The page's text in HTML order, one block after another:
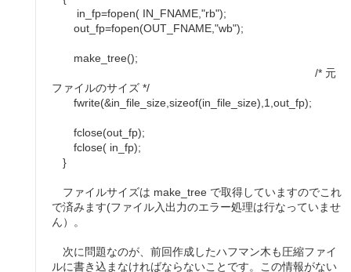
in_fp=fopen( IN_FNAME,"rb");
out_fp=fopen(OUT_FNAME,"wb");
make_tree();
/* 元
ファイルのサイズ */
fwrite(&in_file_size,sizeof(in_file_size),1,out_fp);
fclose(out_fp);
fclose( in_fp);
}
ファイルサイズは make_tree で取得していますのでこれ
で済みます(ファイル入出力のエラー処理は行なっていませ
ん）。
次に問題なのが、前回作成したハフマン木も圧縮ファイ
ルに書き込まなければならないことです。この情報がない